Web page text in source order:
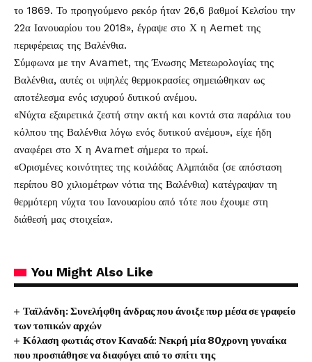
το 1869. Το προηγούμενο ρεκόρ ήταν 26,6 βαθμοί Κελσίου την
22α Ιανουαρίου του 2018», έγραψε στο Χ η Aemet της
περιφέρειας της Βαλένθια.
Σύμφωνα με την Avamet, της Ένωσης Μετεωρολογίας της
Βαλένθια, αυτές οι υψηλές θερμοκρασίες σημειώθηκαν ως
αποτέλεσμα ενός ισχυρού δυτικού ανέμου.
«Νύχτα εξαιρετικά ζεστή στην ακτή και κοντά στα παράλια του
κόλπου της Βαλένθια λόγω ενός δυτικού ανέμου», είχε ήδη
αναφέρει στο Χ η Avamet σήμερα το πρωί.
«Ορισμένες κοινότητες της κοιλάδας Αλμπάιδα (σε απόσταση
περίπου 80 χιλιομέτρων νότια της Βαλένθια) κατέγραψαν τη
θερμότερη νύχτα του Ιανουαρίου από τότε που έχουμε στη
διάθεσή μας στοιχεία».
You Might Also Like
Ταϊλάνδη: Συνελήφθη άνδρας που άνοιξε πυρ μέσα σε γραφείο
των τοπικών αρχών
Κόλαση φωτιάς στον Καναδά: Νεκρή μία 80χρονη γυναίκα
που προσπάθησε να διαφύγει από το σπίτι της